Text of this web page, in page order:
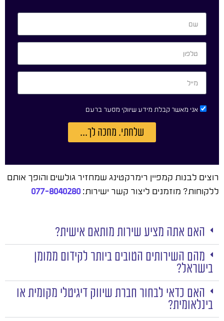
אני מאשר קבלת מידע שיווקי מסער ברעם
שלחתי. מחכה לך...
רוצים לבנות קמפיין רימרקטינג שמחזיר גולשים והופך אותם
ללקוחות? מוזמנים ליצור קשר ישירות:077-8040280
האם אתה מציע שירות מותאם אישית?
מהם השירותים הטובים ביותר לקידום ממומן
בישראל?
האם כדאי לבחור חברת שיווק דיגיטלי מקומית או
בינלאומית?